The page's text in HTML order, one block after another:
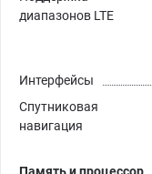
диапазонов LTE
Интерфейсы
Спутниковая
навигация